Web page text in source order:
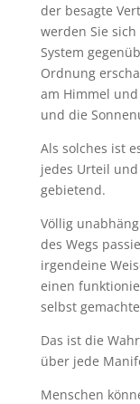
der besagte
werden Sie
System
Ordnung
am Himmel
und die
Als solches ist
jedes Urteil
gebietend.
Völlig
des Wegs
irgendeine
einen
selbst
Das ist die
über jede
Menschen